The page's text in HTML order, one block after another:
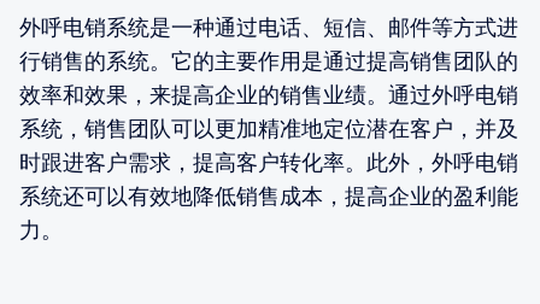
外呼电销系统是一种通过电话、短信、邮件等方式进
行销售的系统。它的主要作用是通过提高销售团队的
效率和效果，来提高企业的销售业绩。通过外呼电销
系统，销售团队可以更加精准地定位潜在客户，并及
时跟进客户需求，提高客户转化率。此外，外呼电销
系统还可以有效地降低销售成本，提高企业的盈利能
力。